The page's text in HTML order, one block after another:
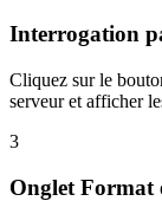
Interrogation
Cliquez sur le
serveur et afficher
3
Onglet Format